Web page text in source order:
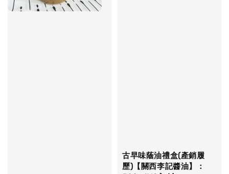
古早味蔭油禮盒(產銷履
歷)【關西李記醬油】：